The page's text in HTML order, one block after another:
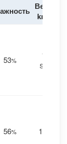
Ветер
km/h
53%
15
SSE
56% 13